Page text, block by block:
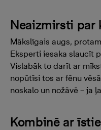
Neaizmirsti par
Mākslīgais augs,
Eksperti iesaka slaucīt
Vislabāk to darīt ar
nopūtīsi tos ar fēnu
noskalo un nožāvē – ja
Kombinē ar